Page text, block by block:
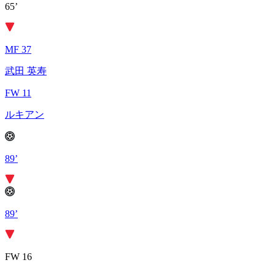
65’
MF 37
武田 英寿
FW 11
ルキアン
89’
89’
FW 16